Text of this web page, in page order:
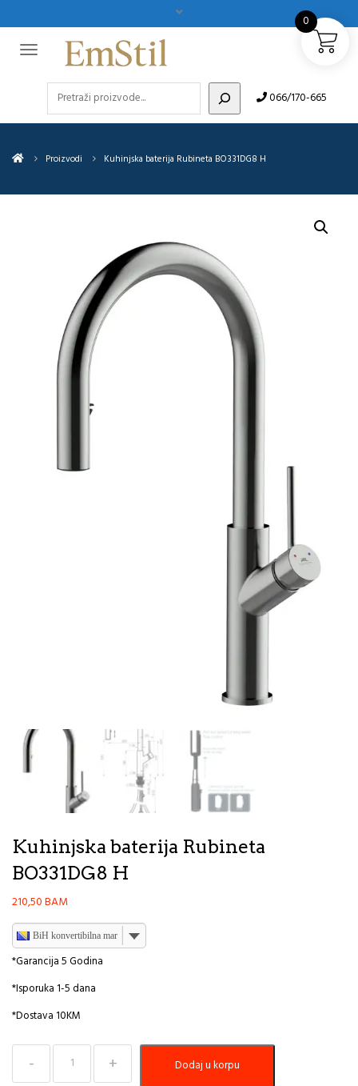
066/170-665
Proizvodi Kuhinjska baterija Rubineta BO331DG8 H
Kuhinjska baterija Rubineta
BO331DG8 H
210,50BAM
BiH konvertibilna marka
*Garancija 5 Godina
*Isporuka 1-5 dana
*Dostava 10KM
Kuhinjska
baterija
Rubineta
Dodaj u korpu
0